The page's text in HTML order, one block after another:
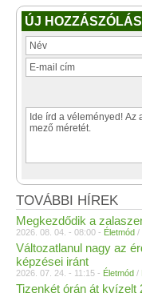
ÚJ HOZZÁSZÓLÁS
TOVÁBBI HÍREK
Megkezdődik a
2026. 08. 04. - 08:00 - Életmód /
Változatlanul nagy az
képzései iránt
2026. 07. 24. - 11:15 - Életmód /
Tizenkét órán át kvízelt